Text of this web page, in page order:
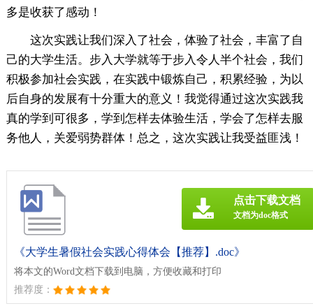
多是收获了感动！
这次实践让我们深入了社会，体验了社会，丰富了自
己的大学生活。步入大学就等于步入令人半个社会，我们
积极参加社会实践，在实践中锻炼自己，积累经验，为以
后自身的发展有十分重大的意义！我觉得通过这次实践我
真的学到可很多，学到怎样去体验生活，学会了怎样去服
务他人，关爱弱势群体！总之，这次实践让我受益匪浅！
《大学生暑假社会实践心得体会【推荐】.doc》
将本文的Word文档下载到电脑，方便收藏和打印
推荐度：
点击下载文档
文档为doc格式